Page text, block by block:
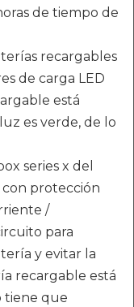
de tiempo de
recargables
de carga LED
está
es verde, de lo
series x del
protección
/
para
y evitar la
recargable está
tiene que